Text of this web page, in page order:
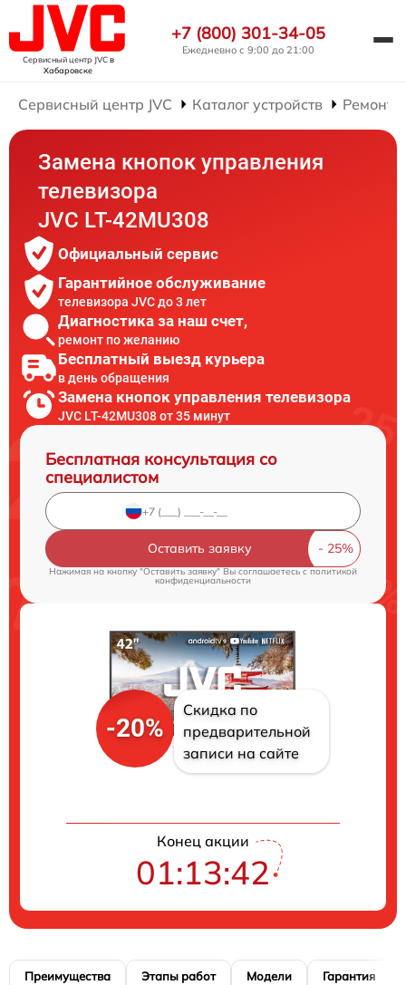
Сервисный центр JVCв
Хабаровске
+7 (800) 301-34-05
Ежедневно с 9:00 до 21:00
Сервисный центр JVC Каталог устройств Ремонт
Замена кнопок управления
телевизора
JVC LT-42MU308
Официальный сервис
Гарантийное обслуживание
телевизора JVC до 3 лет
Диагностика за наш счет,
ремонт по желанию
Бесплатный выезд курьера
в день обращения
Замена кнопок управления телевизора
JVC LT-42MU308 от 35 минут
Бесплатная консультация со
специалистом
Оставить заявку
Нажимая на кнопку "Оставить заявку" Вы соглашаетесь cполитикой
конфиденциальности
-20%
Скидка по
предварительной
записи на сайте
Конец акции
01:13:42
Преимущества Этапы работ Модели Гарантия